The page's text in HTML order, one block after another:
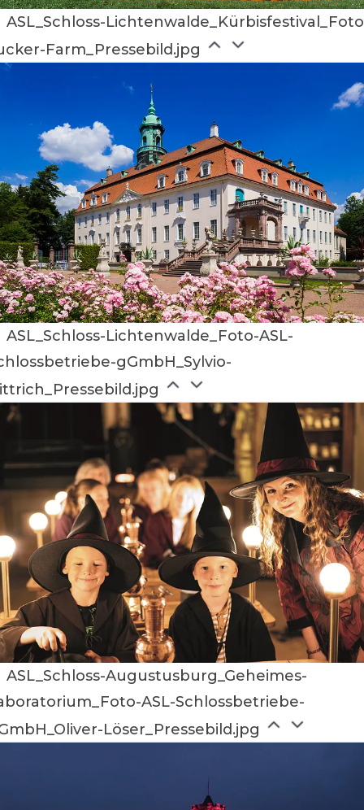
ASL_Schloss-
Farm_Pressebild.jpg
ASL_Schloss-Lichtenwalde_Foto-ASL-
gGmbH_Sylvio-
ASL_Schloss-Augustusburg_Geheimes-
ASL-Schlossbetriebe-
Löser_Pressebild.jpg